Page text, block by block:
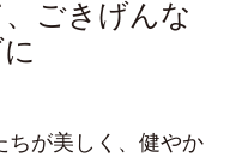
ごきげんな
ちが美しく、健やか